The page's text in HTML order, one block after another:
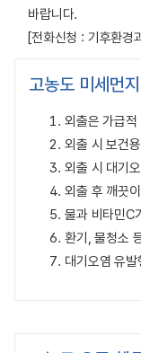
바랍니다.
[전화신청 : 기후환
고농도 미세먼
외출은 가급적
외출 시 보건
외출 시 대기
외출 후 깨끗이
물과 비타민C
환기, 물청소
대기오염 유발